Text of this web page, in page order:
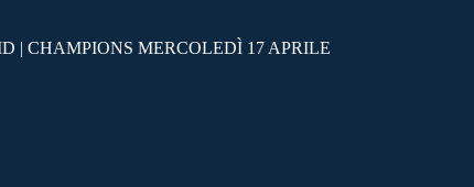
| CHAMPIONS MERCOLEDÌ 17 APRILE